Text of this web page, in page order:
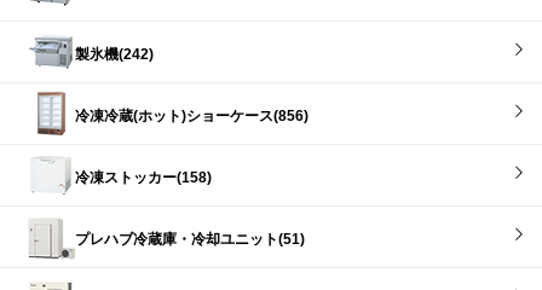
製氷機(242)
冷凍冷蔵(ホット)ショーケース(856)
冷凍ストッカー(158)
プレハブ冷蔵庫・冷却ユニット(51)